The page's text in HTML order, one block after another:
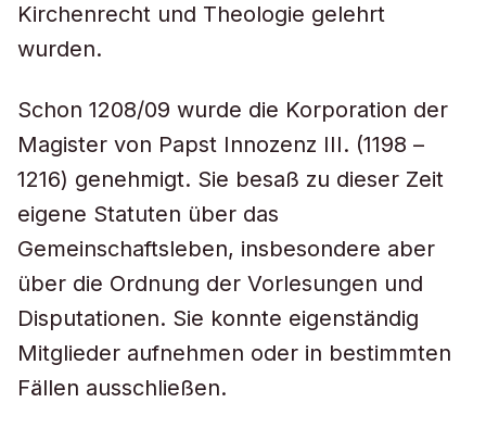
Kirchenrecht und Theologie gelehrt
wurden.
Schon 1208/09 wurde die Korporation der
Magister von Papst Innozenz III. (1198 –
1216) genehmigt. Sie besaß zu dieser Zeit
eigene Statuten über das
Gemeinschaftsleben, insbesondere aber
über die Ordnung der Vorlesungen und
Disputationen. Sie konnte eigenständig
Mitglieder aufnehmen oder in bestimmten
Fällen ausschließen.